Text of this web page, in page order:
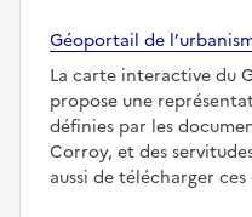
Géoportail de
La carte interactive du
propose une
définies par les
Corroy, et des
aussi de télécharger